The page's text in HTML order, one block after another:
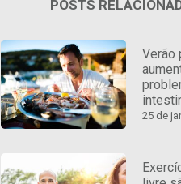
POSTS
Verão
25 de